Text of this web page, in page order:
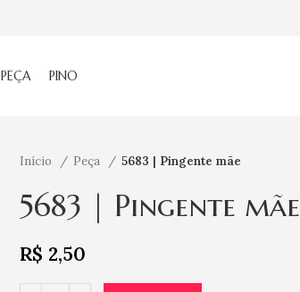
PEÇA PINO
Início Peça 5683 | Pingente mãe
5683 | Pingente mãe
R$ 2,50